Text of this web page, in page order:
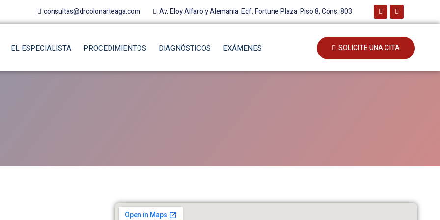
consultas@drcolonarteaga.com Av. Eloy Alfaro y Alemania. Edf. Fortune Plaza. Piso 8, Cons. 803
EL ESPECIALISTA PROCEDIMIENTOS DIAGNÓSTICOS EXÁMENES SOLICITE UNA CITA